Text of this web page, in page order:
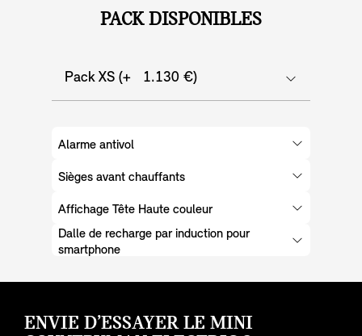
PACK DISPONIBLES
Pack XS (+ 1.130 €)
Alarme antivol
Sièges avant chauffants
Affichage Tête Haute couleur
Dalle de recharge par induction pour
smartphone
ENVIE D’ESSAYER LE MINI